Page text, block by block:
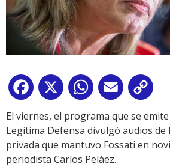
Facebook
X WhatsApp
Email
El viernes, el programa que se
Legitima Defensa divulgó audios de
privada que mantuvo Fossati en
periodista Carlos Peláez.